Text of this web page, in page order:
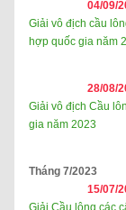
04/09/
Giải vô địch cầu
hợp quốc gia năm
28/08/
Giải vô địch Cầu
gia năm 2023
Tháng 7/2023
15/07/
Giải Cầu lông các